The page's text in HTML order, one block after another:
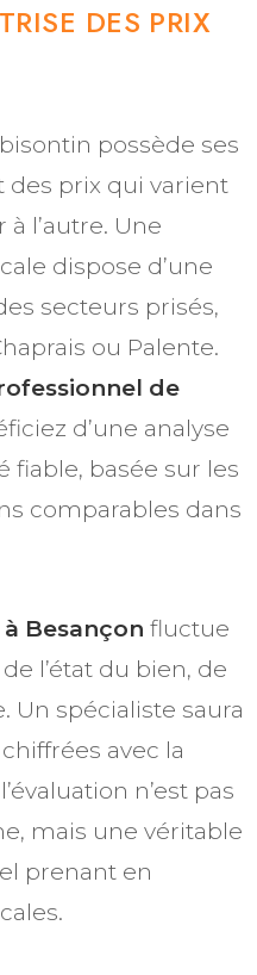
DES PRIX
possède ses
des prix qui varient
l’autre. Une
dispose d’une
secteurs prisés,
ou Palente.
de
d’une analyse
fiable, basée sur les
comparables dans
Besançon fluctue
l’état du bien, de
Un spécialiste saura
avec la
n’est pas
mais une véritable
prenant en